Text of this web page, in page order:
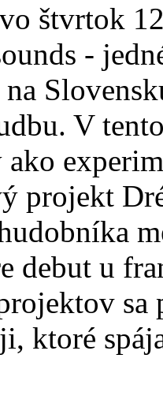
štvrtok
-
V
projekt
debut u
sa
ktoré